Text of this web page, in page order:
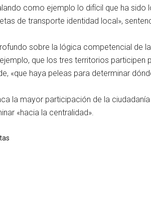
como ejemplo lo difícil que ha
de transporte identidad local»,
sobre la lógica competencial de
que los tres territorios participen
«que haya peleas para determinar
la mayor participación de la
«hacia la centralidad».